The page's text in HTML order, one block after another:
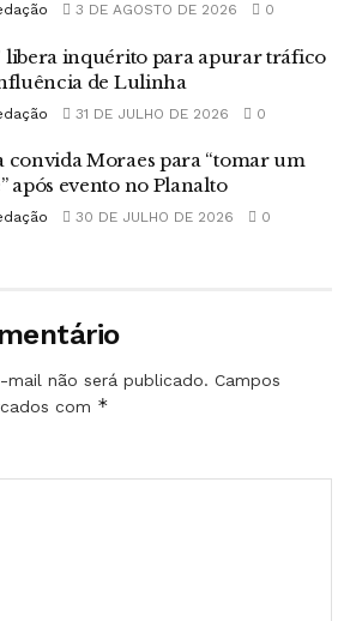
3 DE AGOSTO DE 2026 0
libera inquérito para apurar tráfico
de Lulinha
31 DE JULHO DE 2026 0
convida Moraes para “tomar um
após evento no Planalto
30 DE JULHO DE 2026 0
mail não será publicado. Campos
com *